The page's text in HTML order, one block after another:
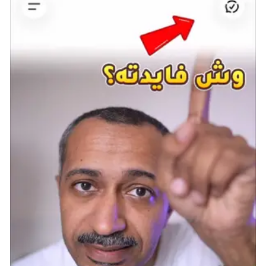
والآن، بالنسبة لجزء الخريطة الرابع، بمجرد وصولك إلى ساحل
سيروليان Cerulean Coast، ما عليك سوى التوجه جنوبًا من
أول موقع النعمة هناك. ستصادف قريبًا قطعة الخريطة
التي تنتظر العثور عليها.
مكان خريطة Abyss Map